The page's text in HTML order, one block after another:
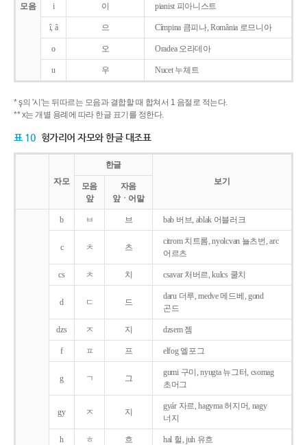
모음 i 이 pianist 피아니스트
î, â 으 Cîmpina 큼피나, România 로므니아
o 오 Oradea 오라데아
u 우 Nucet 누체트
* ş의 '시'는 뒤따르는 모음과 결합할 때 합쳐서 1 음절로 적는다.
** x는 개별 용례에 따라 한글 표기를 정한다.
표 10 헝가리어 자모와 한글 대조표
자모
한글
보기
모음
앞
자음
앞ㆍ어말
b ㅂ 브 bab 버브, ablak 어블러크
c ㅊ 츠
citrom 치트롬, nyolcvan 뇰츠번, arc
어르츠
cs ㅊ 치 csavar 처버르, kulcs 쿨치
d ㄷ 드
daru 더루, medve 메드베, gond
곤드
dzs ㅈ 지 dzsem 젬
f ㅍ 프 elfog 엘포그
g ㄱ 그
gumi 구미, nyugta 뉴그터, csomag
초머그
gy ㅈ 지
gyár 자르, hagyma 허지머, nagy
너지
h ㅎ 흐 hal 헐, juh 유흐